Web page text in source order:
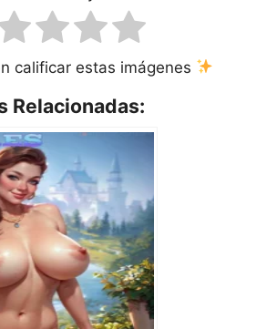
calificar estas imágenes
Relacionadas: